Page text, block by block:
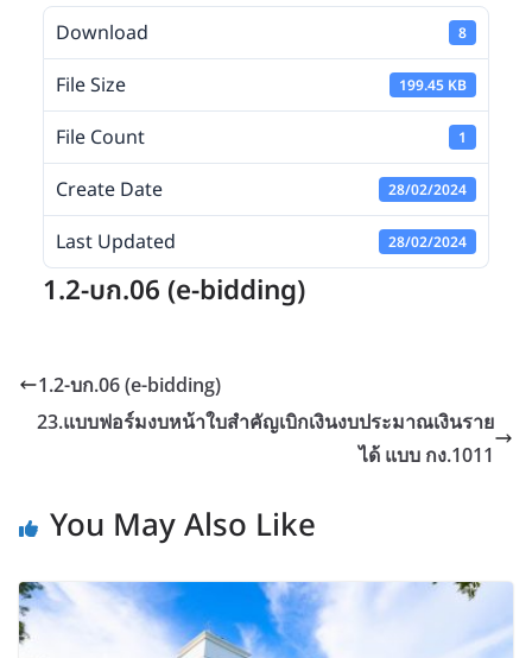
Download 8
File Size 199.45 KB
File Count 1
Create Date 28/02/2024
Last Updated 28/02/2024
1.2-บก.06 (e-bidding)
1.2-บก.06 (e-bidding)
23.แบบฟอร์มงบหน้าใบสำคัญเบิกเงินงบประมาณเงินราย
ได้ แบบ กง.1011
You May Also Like